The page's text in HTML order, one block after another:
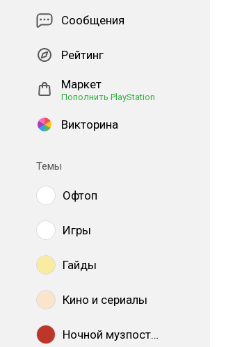
Сообщения
Рейтинг
Маркет
Пополнить PlayStation
Викторина
Темы
Офтоп
Игры
Гайды
Кино и сериалы
Ночной музпостинг